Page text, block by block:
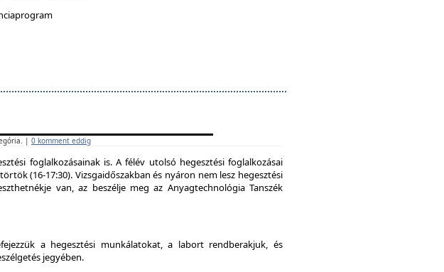
| 0 komment eddig
foglalkozásainak is. A félév utolsó hegesztési foglalkozásai
(16-17:30). Vizsgaidőszakban és nyáron nem lesz hegesztési
van, az beszélje meg az Anyagtechnológia Tanszék
a hegesztési munkálatokat, a labort rendberakjuk, és
jegyében.